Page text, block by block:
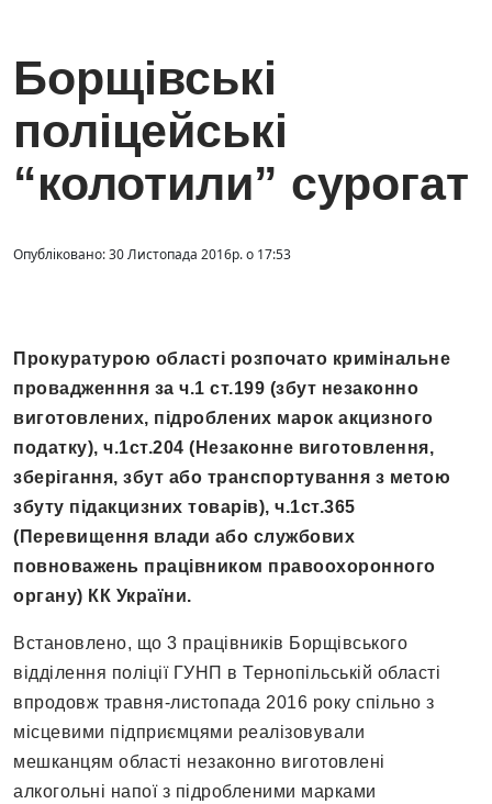
Борщівські
поліцейські
“колотили” сурогат
Опубліковано: 30 Листопада 2016р. о 17:53
Прокуратурою області розпочато кримінальне
провадженння за ч.1 ст.199 (збут незаконно
виготовлених, підроблених марок акцизного
податку), ч.1ст.204 (Незаконне виготовлення,
зберігання, збут або транспортування з метою
збуту підакцизних товарів), ч.1ст.365
(Перевищення влади або службових
повноважень працівником правоохоронного
органу) КК України.
Встановлено, що 3 працівників Борщівського
відділення поліції ГУНП в Тернопільській області
впродовж травня-листопада 2016 року спільно з
місцевими підприємцями реалізовували
мешканцям області незаконно виготовлені
алкогольні напої з підробленими марками